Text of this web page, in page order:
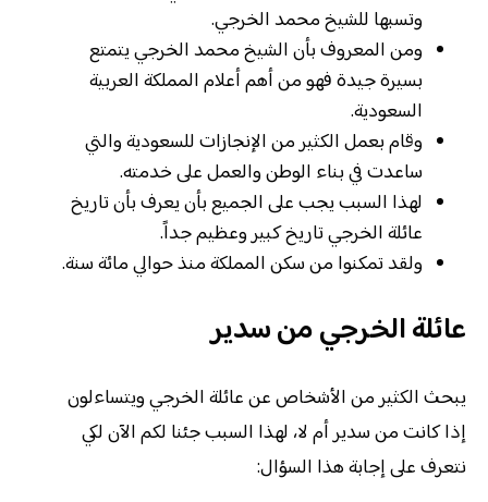
وتسبها للشيخ محمد الخرجي.
ومن المعروف بأن الشيخ محمد الخرجي يتمتع
بسيرة جيدة فهو من أهم أعلام المملكة العربية
السعودية.
وقام بعمل الكثير من الإنجازات للسعودية والتي
ساعدت في بناء الوطن والعمل على خدمته.
لهذا السبب يجب على الجميع بأن يعرف بأن تاريخ
عائلة الخرجي تاريخ كبير وعظيم جداً.
ولقد تمكنوا من سكن المملكة منذ حوالي مائة سنة.
عائلة الخرجي من سدير
يبحث الكثير من الأشخاص عن عائلة الخرجي ويتساءلون
إذا كانت من سدير أم لا، لهذا السبب جئنا لكم الآن لكي
نتعرف على إجابة هذا السؤال: